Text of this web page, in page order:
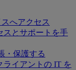
へアクセス
スとサポートを手
・保護する
ライアントの IT を